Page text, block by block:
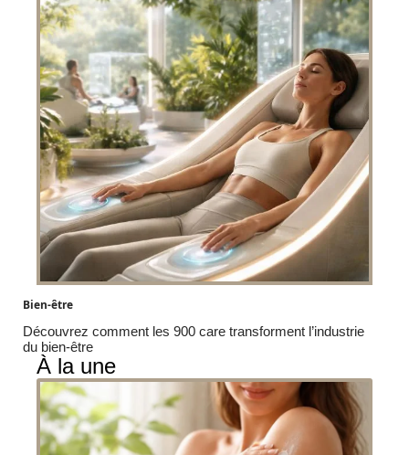
Bien-être
Découvrez comment les 900 care transforment l’industrie
du bien-être
À la une